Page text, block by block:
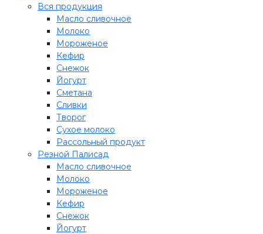
Вся продукция
Масло сливочное
Молоко
Мороженое
Кефир
Снежок
Йогурт
Сметана
Сливки
Творог
Сухое молоко
Рассольный продукт
Резной Палисад
Масло сливочное
Молоко
Мороженое
Кефир
Снежок
Йогурт